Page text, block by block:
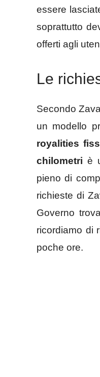
essere
soprattutto
offerti agli
Le
Secondo
un modello
royalities
chilometri è
pieno di
richieste di
Governo
ricordiamo di
poche ore.